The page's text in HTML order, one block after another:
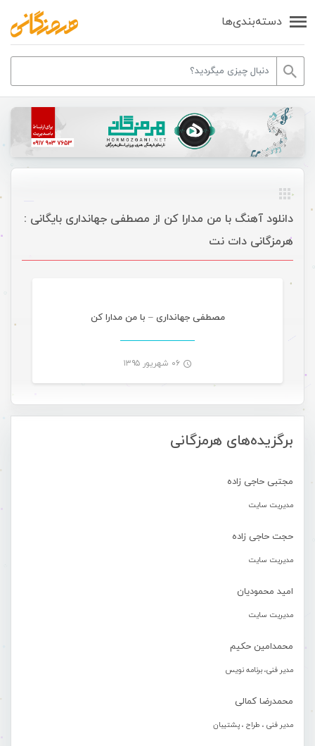
دسته‌بندی‌ها
برگزیده‌های هرمزگانی
مجتبی حاجی زاده
مدیریت سایت
حجت حاجی زاده
مدیریت سایت
امید محمودیان
مدیریت سایت
محمدامین حکیم
مدیر فنی، برنامه نویس
محمدرضا کمالی
مدیر فنی ، طراح ، پشتیبان
دانلود آهنگ با من مدارا کن از مصطفی جهانداری بایگانی :
هرمزگانی دات نت
مصطفی جهانداری – با من مدارا کن
۰۶ شهریور ۱۳۹۵